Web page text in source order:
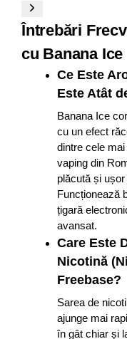
Întrebări
cu Banana Ice
Ce Este
Este Atât
Banana Ice
cu un efect
dintre cele
vaping din
plăcută și
Funcționează
țigară
avansat.
Care Este
Nicotină
Freebase?
Sarea de
ajunge mai
în gât chiar și